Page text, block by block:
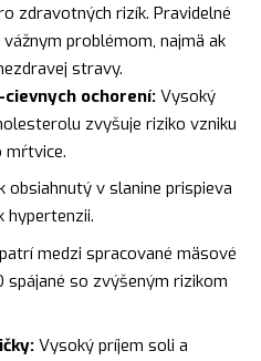
zdravotných rizík. Pravidelné
problémom, najmä ak
stravy.
ochorení: Vysoký
zvyšuje riziko vzniku
mŕtvice.
obsiahnutý v slanine prispieva
hypertenzii.
medzi spracované mäsové
spájané so zvýšeným rizikom
Vysoký príjem soli a